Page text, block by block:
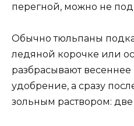
перегной, можно не
Обычно тюльпаны
ледяной корочке или
разбрасывают
удобрение, а сразу
зольным раствором: две